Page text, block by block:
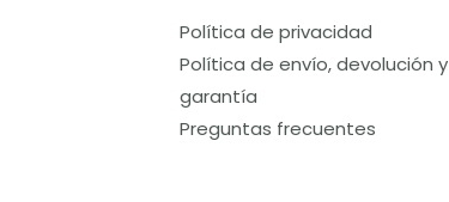
Política de privacidad
Política de envío, devolución y
garantía
Preguntas frecuentes